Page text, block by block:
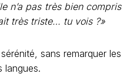
n’a pas très bien compris
très triste… tu vois ?»
sans remarquer les
langues.